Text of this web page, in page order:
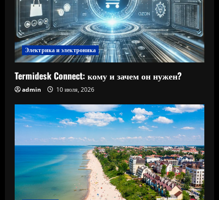
Электрика и электроника
Termidesk Connect: кому и зачем он нужен?
admin 10 июля, 2026